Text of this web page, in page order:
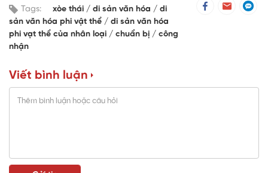
Tags: xòe thái di sản văn hóa
di
sản văn hóa phi vật thể
di sản văn hóa
phi vạt thể của nhân loại
chuẩn bị
công
nhận
Viết bình luận